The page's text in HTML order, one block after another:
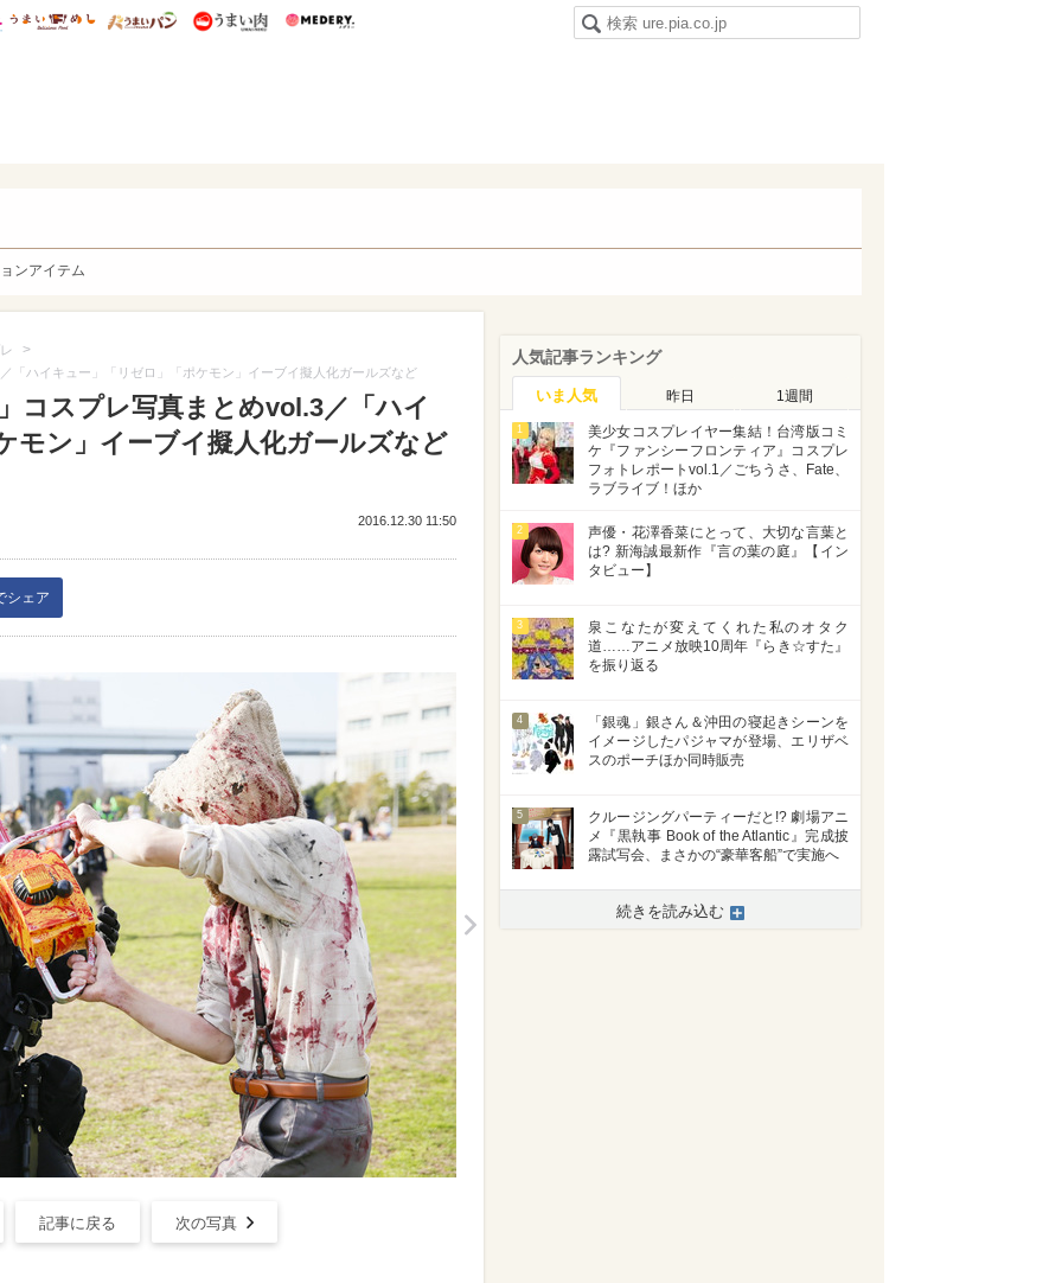
研 ディズニー特集
mimot. うまいめし うまいパン うまい肉
ンアイテム
>
「ハイキュー」「リゼロ」「ポケモン」イーブイ擬人化ガールズなど
コスプレ写真まとめvol.3／「ハイ
モン」イーブイ擬人化ガールズなど
2016.12.30 11:50
シェア
記事に戻る 次の写真
人気記事ランキング
いま人気 昨日 1週間
1
美少女コスプレイヤー集結！台湾版コミ
ケ『ファンシーフロンティア』コスプレ
フォトレポートvol.1／ごちうさ、Fate、
ラブライブ！ほか
2
声優・花澤香菜にとって、大切な言葉と
は? 新海誠最新作『言の葉の庭』【イン
タビュー】
3
泉こなたが変えてくれた私のオタク
道……アニメ放映10周年『らき☆すた』
を振り返る
4
「銀魂」銀さん＆沖田の寝起きシーンを
イメージしたパジャマが登場、エリザベ
スのポーチほか同時販売
5
クルージングパーティーだと!? 劇場アニ
メ『黒執事 Book of the Atlantic』完成披
露試写会、まさかの“豪華客船”で実施へ
続きを読み込む